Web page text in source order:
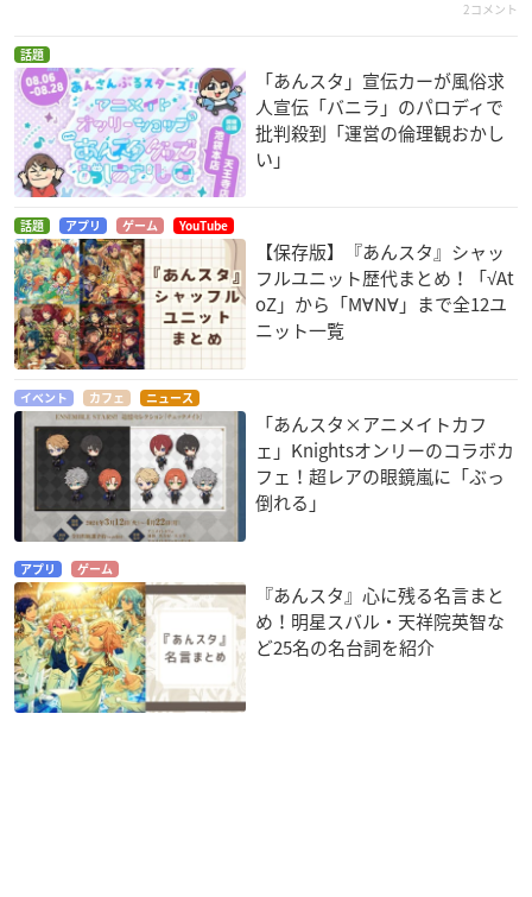
2コメント
話題
「あんスタ」宣伝カーが風俗求
人宣伝「バニラ」のパロディで
批判殺到「運営の倫理観おかし
い」
話題 アプリ ゲーム YouTube
【保存版】『あんスタ』シャッ
フルユニット歴代まとめ！「√At
oZ」から「M∀N∀」まで全12ユ
ニット一覧
イベント カフェ ニュース
「あんスタ×アニメイトカフ
ェ」Knightsオンリーのコラボカ
フェ！超レアの眼鏡嵐に「ぶっ
倒れる」
アプリ ゲーム
『あんスタ』心に残る名言まと
め！明星スバル・天祥院英智な
ど25名の名台詞を紹介